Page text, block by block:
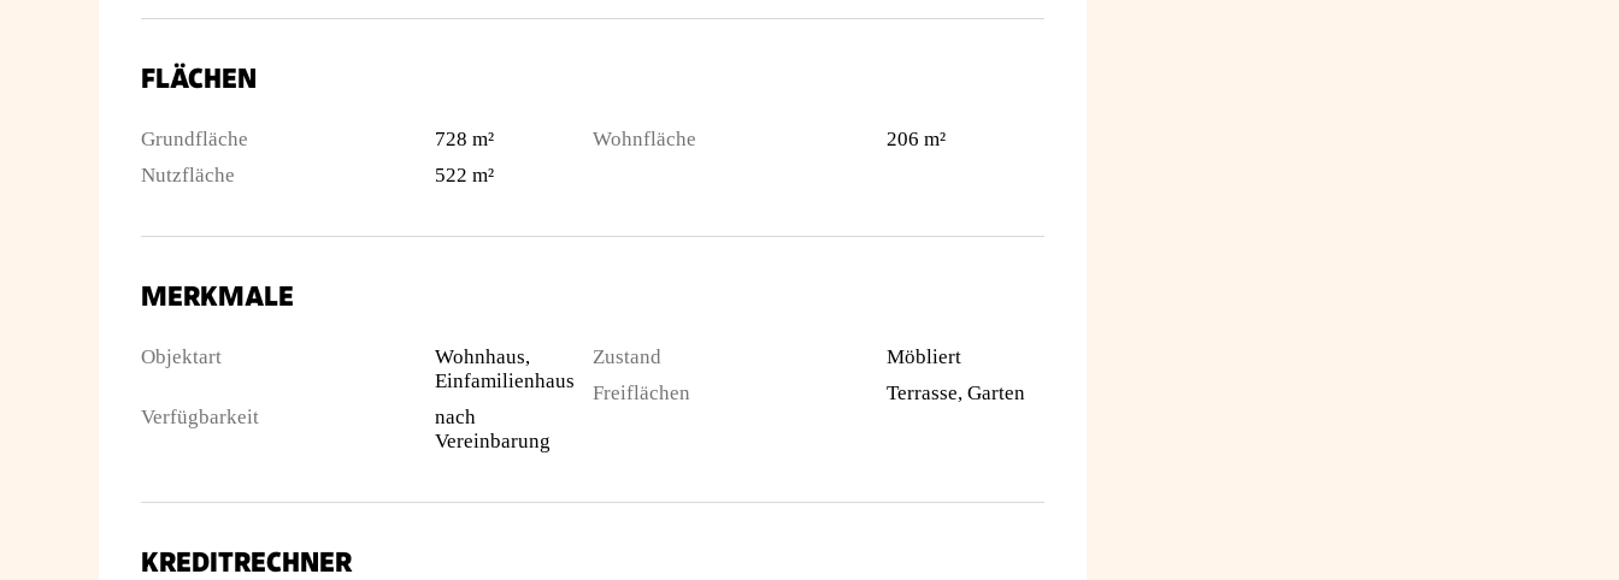
FLÄCHEN
Grundfläche
728 m²
Nutzfläche
522 m²
Wohnfläche 206 m²
MERKMALE
Objektart
Wohnhaus,
Einfamilienhaus
Verfügbarkeit
nach
Vereinbarung
Zustand
Möbliert
Freiflächen
Terrasse, Garten
KREDITRECHNER